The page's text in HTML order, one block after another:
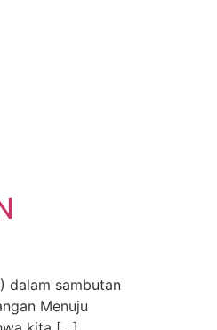
dalam sambutan
Menuju